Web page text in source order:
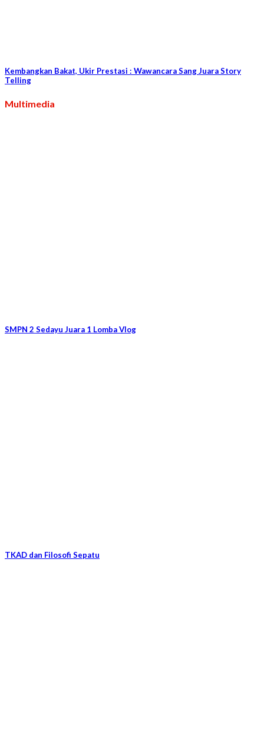
Kembangkan Bakat, Ukir Prestasi : Wawancara Sang Juara Story
Telling
Multimedia
SMPN 2 Sedayu Juara 1 Lomba Vlog
TKAD dan Filosofi Sepatu